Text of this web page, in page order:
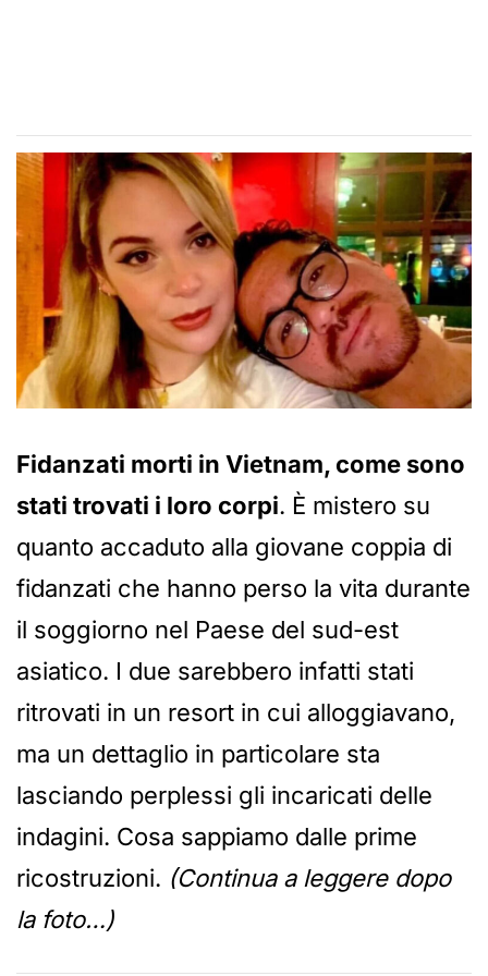
Fidanzati morti in Vietnam, come sono
stati trovati i loro corpi. È mistero su
quanto accaduto alla giovane coppia di
fidanzati che hanno perso la vita durante
il soggiorno nel Paese del sud-est
asiatico. I due sarebbero infatti stati
ritrovati in un resort in cui alloggiavano,
ma un dettaglio in particolare sta
lasciando perplessi gli incaricati delle
indagini. Cosa sappiamo dalle prime
ricostruzioni. (Continua a leggere dopo
la foto…)